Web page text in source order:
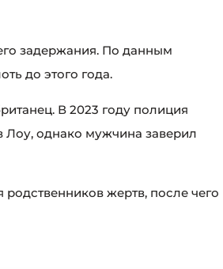
задержания. По данным
до этого года.
В 2023 году полиция
Лоу, однако мужчина заверил
жертв, после чего